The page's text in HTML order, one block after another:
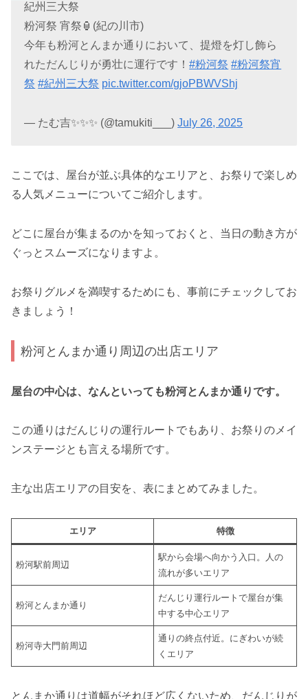
紀州三大祭
粉河祭 宵祭🏮(紀の川市)
今年も粉河とんまか通りにおいて、提燈を灯し飾ら
れただんじりが勇壮に運行です！#粉河祭 #粉河祭宵
祭 #紀州三大祭 pic.twitter.com/gjoPBWVShj
— たむ吉✨✨✨ (@tamukiti___)July 26, 2025
ここでは、屋台が並ぶ具体的なエリアと、お祭りで楽しめ
る人気メニューについてご紹介します。
どこに屋台が集まるのかを知っておくと、当日の動き方が
ぐっとスムーズになりますよ。
お祭りグルメを満喫するためにも、事前にチェックしてお
きましょう！
粉河とんまか通り周辺の出店エリア
屋台の中心は、なんといっても粉河とんまか通りです。
この通りはだんじりの運行ルートでもあり、お祭りのメイ
ンステージとも言える場所です。
主な出店エリアの目安を、表にまとめてみました。
エリア 特徴
粉河駅前周辺
駅から会場へ向かう入口。人の
流れが多いエリア
粉河とんまか通り
だんじり運行ルートで屋台が集
中する中心エリア
粉河寺大門前周辺
通りの終点付近。にぎわいが続
くエリア
とんまか通りは道幅がそれほど広くないため、だんじりが